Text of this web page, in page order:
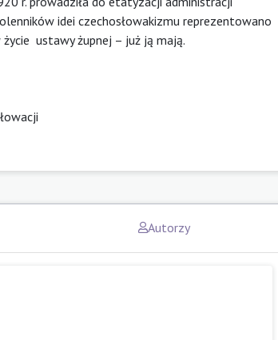
idei czechosłowakizmu reprezentowano
ustawy żupnej – już ją mają.
Autorzy